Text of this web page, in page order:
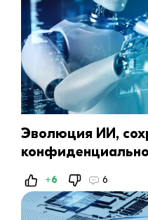
Эволюция ИИ,
+6 6